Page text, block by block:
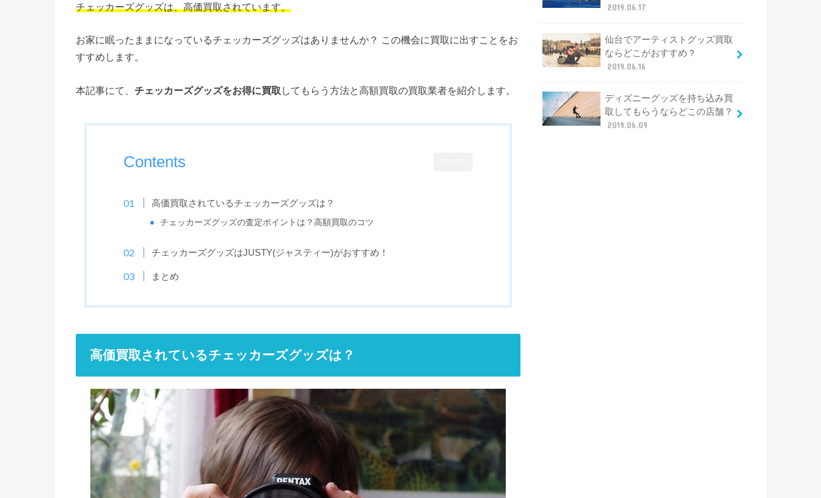
チェッカーズグッズは、高価買取されています。
お家に眠ったままになっているチェッカーズグッズはありませんか？ この機会に買取に出すことをお
すすめします。
本記事にて、 チェッカーズグッズをお得に買取 してもらう方法と高額買取の買取業者を紹介します。
Contents
高価買取されているチェッカーズグッズは？
チェッカーズグッズの査定ポイントは？高額買取のコツ
チェッカーズグッズはJUSTY(ジャスティー)がおすすめ！
まとめ
高価買取されているチェッカーズグッズは？
2019.06.17
仙台でアーティストグッズ買取
ならどこがおすすめ？
2019.06.16
ディズニーグッズを持ち込み買
取してもらうならどこの店舗？
2019.06.09